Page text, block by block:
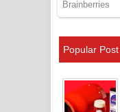
Popular Post